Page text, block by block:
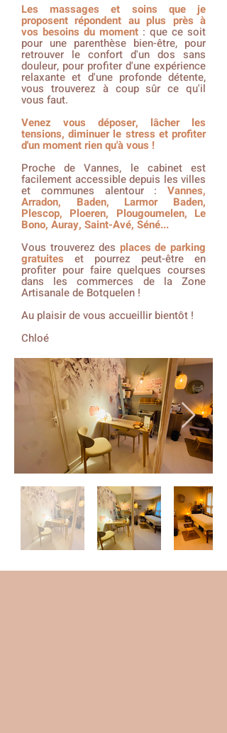
Les massages et soins que je
proposent répondent au plus près à
vos besoins du moment : que ce soit
pour une parenthèse bien-être, pour
retrouver le confort d'un dos sans
douleur, pour profiter d'une expérience
relaxante et d'une profonde détente,
vous trouverez à coup sûr ce qu'il
vous faut.
Venez vous déposer, lâcher les
tensions, diminuer le stress et profiter
d'un moment rien qu'à vous !
Proche de Vannes, le cabinet est
facilement accessible depuis les villes
et communes alentour : Vannes,
Arradon, Baden, Larmor Baden,
Plescop, Ploeren, Plougoumelen, Le
Bono, Auray, Saint-Avé, Séné...
Vous trouverez des places de parking
gratuites et pourrez peut-être en
profiter pour faire quelques courses
dans les commerces de la Zone
Artisanale de Botquelen !
Au plaisir de vous accueillir bientôt !
Chloé